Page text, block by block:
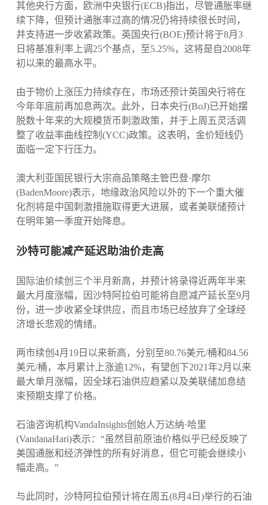
其他央行方面，欧洲中央银行(ECB)指出，尽管通胀率继
续下降，但预计通胀率过高的情况仍将持续很长时间，
并支持进一步收紧政策。英国央行(BOE)预计将于8月3
日将基准利率上调25个基点，至5.25%，这将是自2008年
初以来的最高水平。
由于物价上涨压力持续存在，市场还预计英国央行将在
今年年底前再加息两次。此外，日本央行(BoJ)已开始摆
脱数十年来的大规模货币刺激政策，并于上周五灵活调
整了收益率曲线控制(YCC)政策。这表明，金价短线仍
面临一定下行压力。
澳大利亚国民银行大宗商品策略主管巴登·摩尔
(BadenMoore)表示，地缘政治风险以外的下一个重大催
化剂将是中国刺激措施取得更大进展，或者美联储预计
在明年第一季度开始降息。
沙特可能减产延迟助油价走高
国际油价续创三个半月新高，并预计将录得近两年半来
最大月度涨幅，因沙特阿拉伯可能将自愿减产延长至9月
份，进一步收紧全球供应，而且市场已经放弃了全球经
济增长悲观的情绪。
两市续创4月19日以来新高，分别至80.76美元/桶和84.56
美元/桶，本月累计上涨逾12%，有望创下2021年2月以来
最大单月涨幅，因全球石油供应趋紧以及美联储加息结
束预期支撑了价格。
石油咨询机构VandaInsights创始人万达纳·哈里
(VandanaHari)表示：“虽然目前原油价格似乎已经反映了
美国通胀和经济弹性的所有好消息，但它可能会继续小
幅走高。”
与此同时，沙特阿拉伯预计将在周五(8月4日)举行的石油